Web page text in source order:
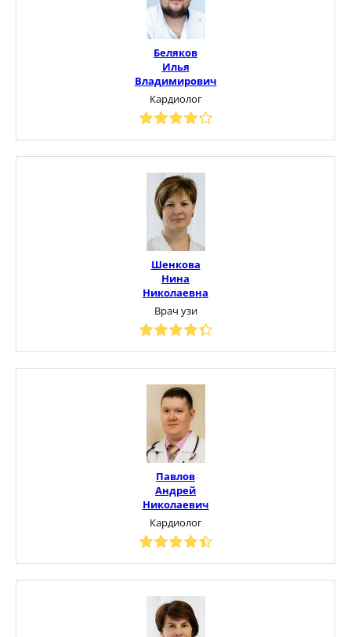
Беляков
Илья
Владимирович
Кардиолог
Шенкова
Нина
Николаевна
Врач узи
Павлов
Андрей
Николаевич
Кардиолог